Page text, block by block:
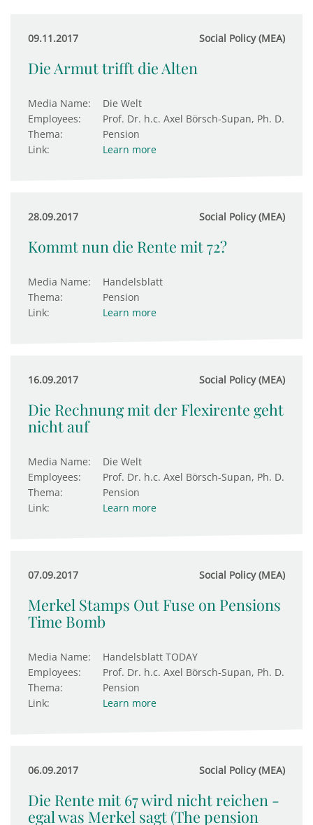
09.11.2017 Social Policy (MEA)
Die Armut trifft die Alten
Media Name:
Die Welt
Employees:
Prof. Dr. h.c. Axel Börsch-Supan, Ph. D.
Thema:
Pension
Link:
Learn more
28.09.2017 Social Policy (MEA)
Kommt nun die Rente mit 72?
Media Name:
Handelsblatt
Thema:
Pension
Link:
Learn more
16.09.2017 Social Policy (MEA)
Die Rechnung mit der Flexirente geht
nicht auf
Media Name:
Die Welt
Employees:
Prof. Dr. h.c. Axel Börsch-Supan, Ph. D.
Thema:
Pension
Link:
Learn more
07.09.2017 Social Policy (MEA)
Merkel Stamps Out Fuse on Pensions
Time Bomb
Media Name:
Handelsblatt TODAY
Employees:
Prof. Dr. h.c. Axel Börsch-Supan, Ph. D.
Thema:
Pension
Link:
Learn more
06.09.2017 Social Policy (MEA)
Die Rente mit 67 wird nicht reichen -
egal was Merkel sagt (The pension